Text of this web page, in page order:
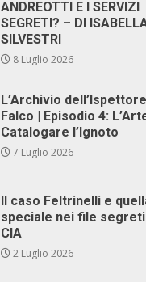
ANDREOTTI E I SERVIZI
SEGRETI? – DI
SILVESTRI
8 Luglio 2026
L’Archivio
Falco | Episodio 4:
Catalogare l’Ignoto
7 Luglio 2026
Il caso Feltrinelli e
speciale nei file
CIA
2 Luglio 2026